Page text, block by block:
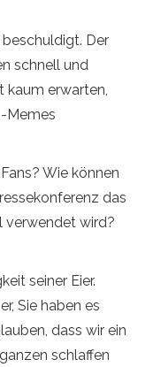
Der
schnell und
erwarten,
Memes
Wie können
das
verwendet wird?
seiner Eier.
Sie haben es
dass wir ein
schlaffen